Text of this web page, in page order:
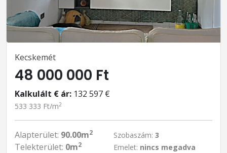
Kecskemét
48 000 000 Ft
Kalkulált € ár: 132 597 €
533 333 Ft/m2
Alapterület: 90.00m2
Telekterület: 0m2
Szobaszám: 3
Emelet: nincs megadva